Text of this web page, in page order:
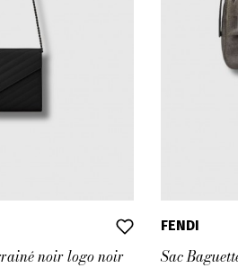
noir logo noir
FENDI
Sac